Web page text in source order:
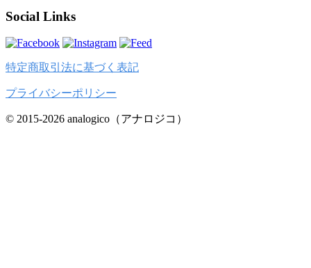
Social Links
特定商取引法に基づく表記
プライバシーポリシー
© 2015-2026 analogico（アナロジコ）